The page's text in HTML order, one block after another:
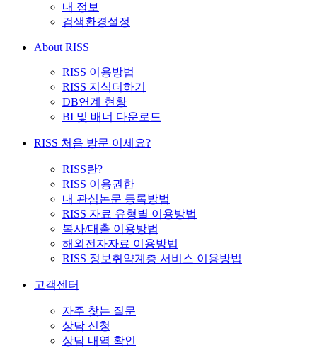
내 정보
검색환경설정
About RISS
RISS 이용방법
RISS 지식더하기
DB연계 현황
BI 및 배너 다운로드
RISS 처음 방문 이세요?
RISS란?
RISS 이용권한
내 관심논문 등록방법
RISS 자료 유형별 이용방법
복사/대출 이용방법
해외전자자료 이용방법
RISS 정보취약계층 서비스 이용방법
고객센터
자주 찾는 질문
상담 신청
상담 내역 확인